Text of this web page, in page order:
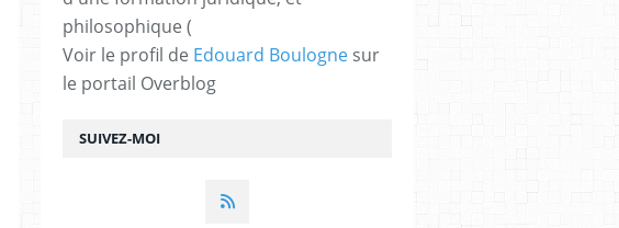
SUIVEZ-MOI
philosophique (
Voir le profil de Edouard Boulogne sur
le portail Overblog